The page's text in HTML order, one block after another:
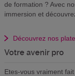
de formation ? Avec
immersion et
Découvrez nos
Votre avenir pro
Etes-vous vraiment